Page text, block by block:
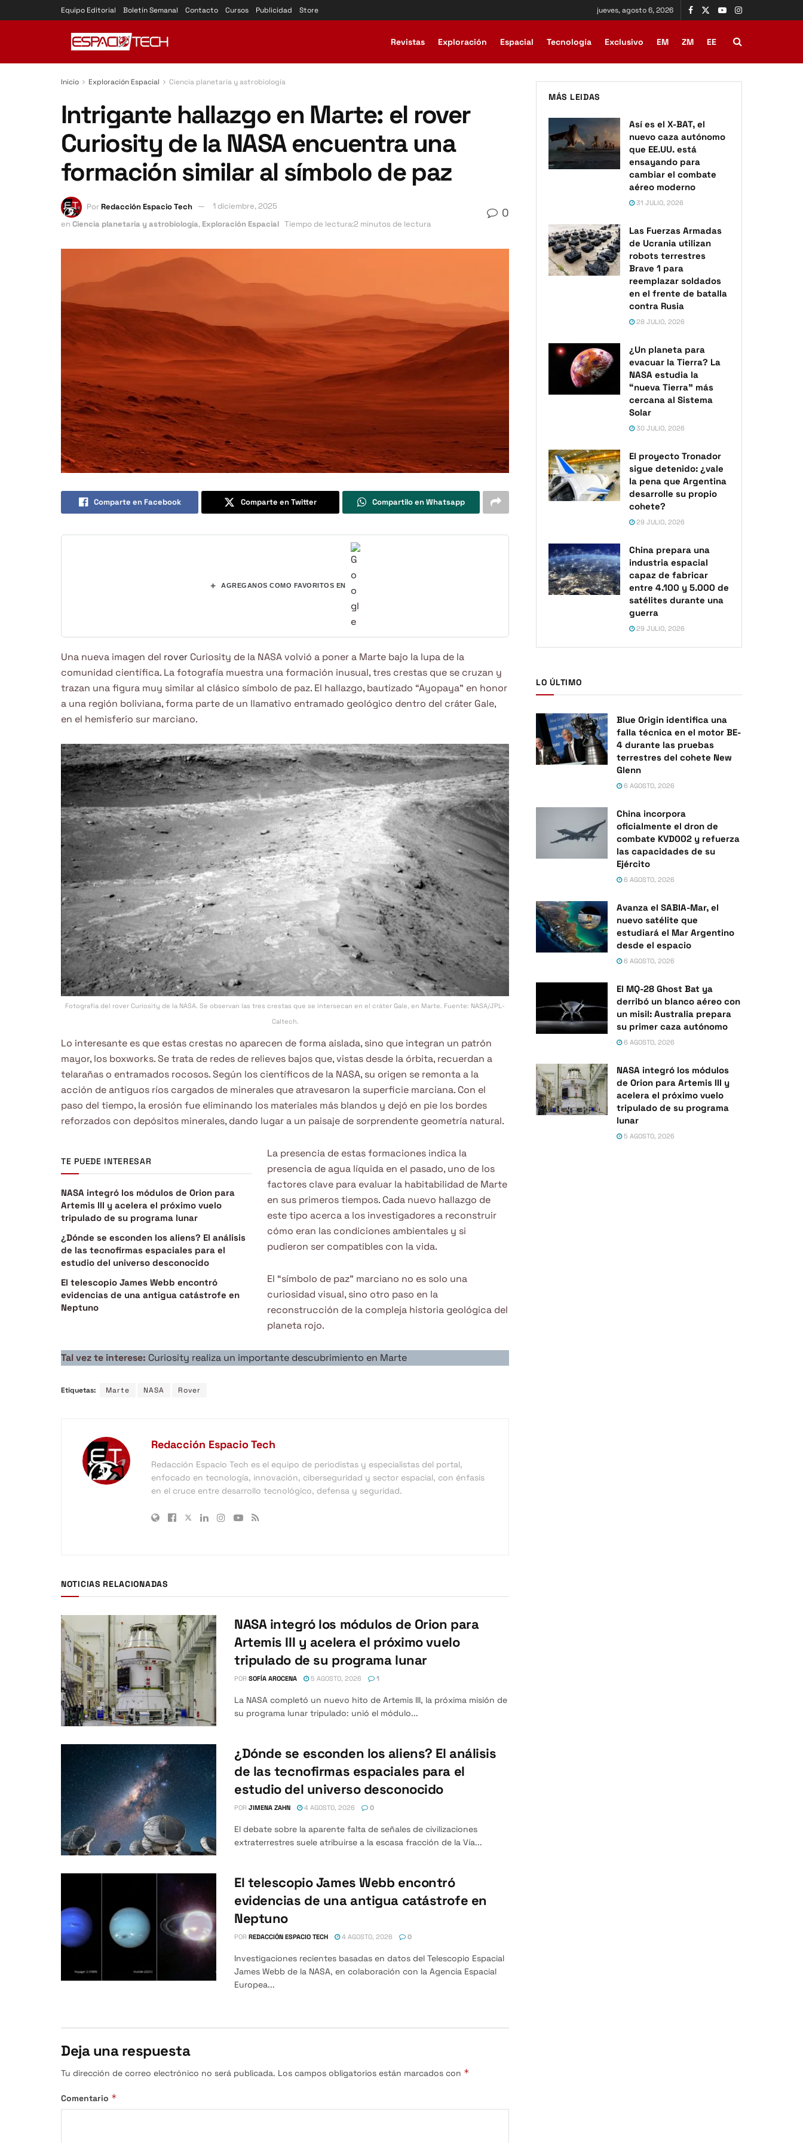
Equipo Editorial Boletín Semanal Contacto Cursos Publicidad Store jueves, agosto 6, 2026
Revistas Exploración Espacial Tecnología Exclusivo EM ZM EE
Inicio Exploración Espacial Ciencia planetaria y astrobiología
Intrigante hallazgo en Marte: el rover
Curiosity de la NASA encuentra una
formación similar al símbolo de paz
PorRedacción Espacio Tech
1 diciembre, 2025
en Ciencia planetaria y astrobiología, Exploración Espacial Tiempo de lectura:2 minutos de lectura
0
Comparte en Facebook Comparte en Twitter Compartilo en Whatsapp
+ AGREGANOS COMO FAVORITOS EN
Una nueva imagen del rover Curiosity de la NASA volvió a poner a Marte bajo la lupa de la
comunidad científica. La fotografía muestra una formación inusual, tres crestas que se cruzan y
trazan una figura muy similar al clásico símbolo de paz. El hallazgo, bautizado “Ayopaya” en honor
a una región boliviana, forma parte de un llamativo entramado geológico dentro del cráter Gale,
en el hemisferio sur marciano.
Fotografía del rover Curiosity de la NASA. Se observan las tres crestas que se intersecan en el cráter Gale, en Marte. Fuente: NASA/JPL-
Caltech.
Lo interesante es que estas crestas no aparecen de forma aislada, sino que integran un patrón
mayor, los boxworks. Se trata de redes de relieves bajos que, vistas desde la órbita, recuerdan a
telarañas o entramados rocosos. Según los científicos de la NASA, su origen se remonta a la
acción de antiguos ríos cargados de minerales que atravesaron la superficie marciana. Con el
paso del tiempo, la erosión fue eliminando los materiales más blandos y dejó en pie los bordes
reforzados con depósitos minerales, dando lugar a un paisaje de sorprendente geometría natural.
TE PUEDE INTERESAR
NASA integró los módulos de Orion para
Artemis III y acelera el próximo vuelo
tripulado de su programa lunar
¿Dónde se esconden los aliens? El análisis
de las tecnofirmas espaciales para el
estudio del universo desconocido
El telescopio James Webb encontró
evidencias de una antigua catástrofe en
Neptuno
La presencia de estas formaciones indica la
presencia de agua líquida en el pasado, uno de los
factores clave para evaluar la habitabilidad de Marte
en sus primeros tiempos. Cada nuevo hallazgo de
este tipo acerca a los investigadores a reconstruir
cómo eran las condiciones ambientales y si
pudieron ser compatibles con la vida.
El “símbolo de paz” marciano no es solo una
curiosidad visual, sino otro paso en la
reconstrucción de la compleja historia geológica del
planeta rojo.
Tal vez te interese: Curiosity realiza un importante descubrimiento en Marte
Etiquetas: Marte NASA Rover
Redacción Espacio Tech
Redacción Espacio Tech es el equipo de periodistas y especialistas del portal,
enfocado en tecnología, innovación, ciberseguridad y sector espacial, con énfasis
en el cruce entre desarrollo tecnológico, defensa y seguridad.
NOTICIAS RELACIONADAS
NASA integró los módulos de Orion para
Artemis III y acelera el próximo vuelo
tripulado de su programa lunar
POR SOFÍA AROCENA 5 AGOSTO, 2026 1
La NASA completó un nuevo hito de Artemis III, la próxima misión de
su programa lunar tripulado: unió el módulo...
¿Dónde se esconden los aliens? El análisis
de las tecnofirmas espaciales para el
estudio del universo desconocido
POR JIMENA ZAHN 4 AGOSTO, 2026 0
El debate sobre la aparente falta de señales de civilizaciones
extraterrestres suele atribuirse a la escasa fracción de la Vía...
El telescopio James Webb encontró
evidencias de una antigua catástrofe en
Neptuno
POR REDACCIÓN ESPACIO TECH 4 AGOSTO, 2026 0
Investigaciones recientes basadas en datos del Telescopio Espacial
James Webb de la NASA, en colaboración con la Agencia Espacial
Europea...
Deja una respuesta
Tu dirección de correo electrónico no será publicada. Los campos obligatorios están marcados con *
Comentario *
MÁS LEIDAS
Así es el X-BAT, el
nuevo caza autónomo
que EE.UU. está
ensayando para
cambiar el combate
aéreo moderno
31 JULIO, 2026
Las Fuerzas Armadas
de Ucrania utilizan
robots terrestres
Brave 1 para
reemplazar soldados
en el frente de batalla
contra Rusia
28 JULIO, 2026
¿Un planeta para
evacuar la Tierra? La
NASA estudia la
“nueva Tierra” más
cercana al Sistema
Solar
30 JULIO, 2026
El proyecto Tronador
sigue detenido: ¿vale
la pena que Argentina
desarrolle su propio
cohete?
29 JULIO, 2026
China prepara una
industria espacial
capaz de fabricar
entre 4.100 y 5.000 de
satélites durante una
guerra
29 JULIO, 2026
LO ÚLTIMO
Blue Origin identifica una
falla técnica en el motor BE-
4 durante las pruebas
terrestres del cohete New
Glenn
6 AGOSTO, 2026
China incorpora
oficialmente el dron de
combate KVD002 y refuerza
las capacidades de su
Ejército
6 AGOSTO, 2026
Avanza el SABIA-Mar, el
nuevo satélite que
estudiará el Mar Argentino
desde el espacio
6 AGOSTO, 2026
El MQ-28 Ghost Bat ya
derribó un blanco aéreo con
un misil: Australia prepara
su primer caza autónomo
6 AGOSTO, 2026
NASA integró los módulos
de Orion para Artemis III y
acelera el próximo vuelo
tripulado de su programa
lunar
5 AGOSTO, 2026